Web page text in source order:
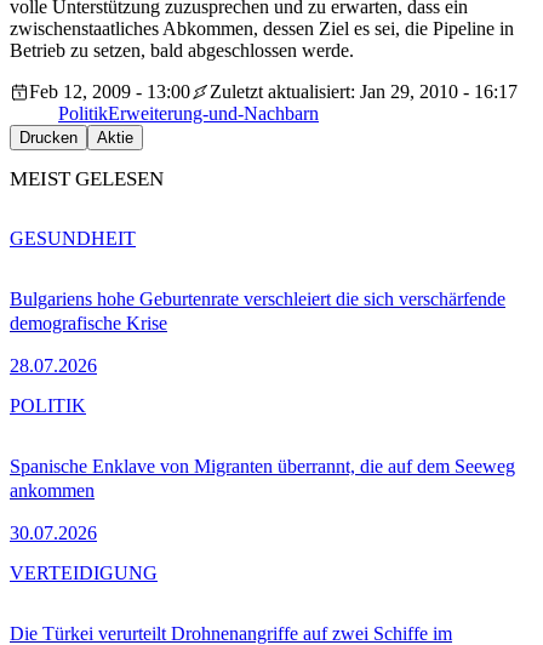
volle Unterstützung zuzusprechen und zu erwarten, dass ein
zwischenstaatliches Abkommen, dessen Ziel es sei, die Pipeline in
Betrieb zu setzen, bald abgeschlossen werde.
Feb 12, 2009 - 13:00
Zuletzt aktualisiert: Jan 29, 2010 - 16:17
PolitikErweiterung-und-Nachbarn
Drucken Aktie
MEIST GELESEN
Bulgariens hohe Geburtenrate verschleiert die sich verschärfende
demografische Krise
28.07.2026
GESUNDHEIT
Spanische Enklave von Migranten überrannt, die auf dem Seeweg
ankommen
30.07.2026
POLITIK
Die Türkei verurteilt Drohnenangriffe auf zwei Schiffe im
VERTEIDIGUNG